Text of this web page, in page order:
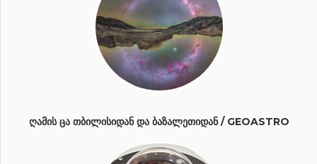
ᲦᲐᲛᲘᲡ ᲪᲐ ᲗᲑᲘᲚᲘᲡᲘᲓᲐᲜ ᲓᲐ ᲑᲐᲖᲐᲚᲔᲗᲘᲓᲐᲜ / GEOASTRO